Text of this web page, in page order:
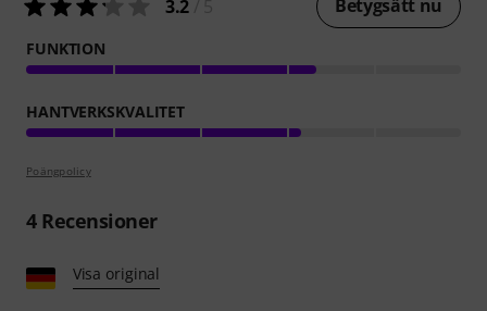
3.2 Betygsätt nu
FUNKTION
HANTVERKSKVALITET
Poängpolicy
4Recensioner
Visa original